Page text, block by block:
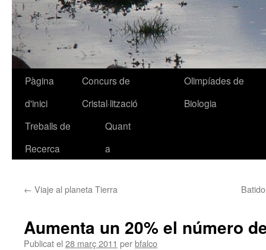
Vés
contingut
Pàgina
d'inici
Concurs de
Cristal·lització
Olimpíades de
Biologia
Treballs de
Recerca
Quant
a
← Viaje al planeta Tierra
Aumenta un 20% el número
Publicat el 28 març 2011 perbfalco